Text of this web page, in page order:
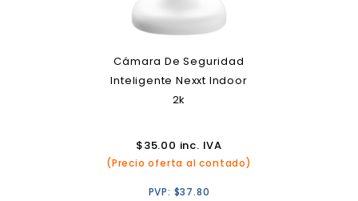
Cámara De Seguridad
Inteligente Nexxt Indoor
2k
$35.00 inc. IVA
(Precio oferta al contado)
PVP: $37.80